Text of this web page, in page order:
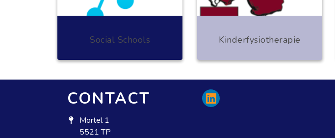
Social Schools Kinderfysiotherapie
CONTACT
Mortel 1
5521 TP